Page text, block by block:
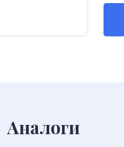
Аналоги